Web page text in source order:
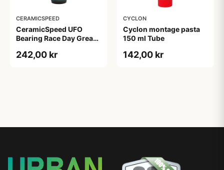
CERAMICSPEED
CeramicSpeed UFO
Bearing Race Day Grease
242,00 kr
CYCLON
Cyclon montage pasta
150 ml Tube
142,00 kr